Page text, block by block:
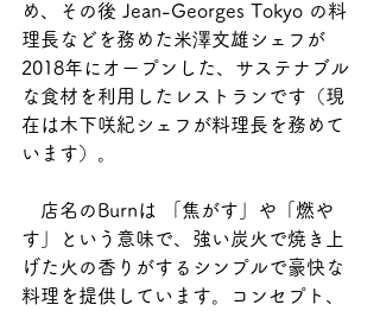
め、その後 Jean-Georges Tokyo の料
理長などを務めた米澤文雄シェフが
2018年にオープンした、サステナブル
な食材を利用したレストランです（現
在は木下咲紀シェフが料理長を務めて
います）。
店名のBurnは 「焦がす」や「燃や
す」という意味で、強い炭火で焼き上
げた火の香りがするシンプルで豪快な
料理を提供しています。コンセプト、